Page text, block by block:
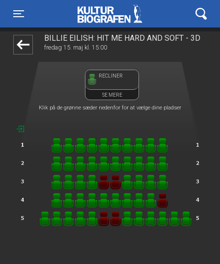
Toggle navigation
Kulturbiografen
BILLIE EILISH: HIT ME HARD AND SOFT - 3D
fredag 15. maj kl. 15:00
RECLINER
SE MERE
Klik på de grønne sæder nedenfor for at vælge dine pladser
1step-front02 093612